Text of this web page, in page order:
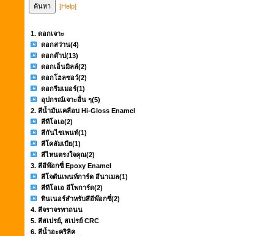
[Help]
1. ดอกเจาะ
ดอกสว่าน(4)
ดอกต๊าป(13)
ดอกเอ็นมิลล์(2)
ดอกโฮลซอว์(2)
ดอกรีมเมอร์(1)
อุปกรณ์เจาะอื่น ๆ(5)
2. สีน้ำมันเคลือบ Hi-Gloss Enamel
สีทีโอเอ(2)
สีกันไซเพนท์(1)
สีโคลัมเบีย(1)
สีไหนตรงใจคุณ(2)
3. สีอีพ๊อกซี่ Epoxy Enamel
สีโจตันเพนท์การ์ด อีนาเมล(1)
สีทีโอเอ อีโพการ์ด(2)
ทินเนอร์สำหรับสีอีพ๊อกซี่(2)
4. สีจราจรทาถนน
5. สีสเปรย์, สเปรย์ CRC
6. สีน้ำอะคริลิค